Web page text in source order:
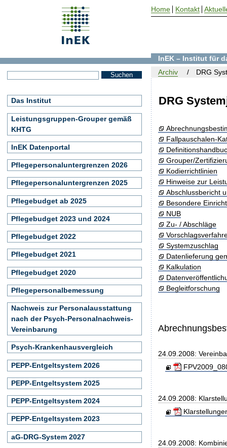
DRG
Fallpauschalen-
Grouper/
Kodierrichtlinien
Hinweise zur
Abschlussbericht
Besondere
NUB
Zu- / Abschläge
Systemzuschlag
Datenlieferung
Kalkulation
Begleitforschung
24.09.2008:
24.09.2008:
24.09.2008:
InEK – Institut für
Archiv
DRG
Das Institut
Leistungsgruppen-Grouper gemäß
KHTG
InEK Datenportal
Pflegepersonaluntergrenzen 2026
Pflegepersonaluntergrenzen 2025
Pflegebudget ab 2025
Pflegebudget 2023 und 2024
Pflegebudget 2022
Pflegebudget 2021
Pflegebudget 2020
Pflegepersonalbemessung
Nachweis zur Personalausstattung
nach der Psych-Personalnachweis-
Vereinbarung
Psych-Krankenhausvergleich
PEPP-Entgeltsystem 2026
PEPP-Entgeltsystem 2025
PEPP-Entgeltsystem 2024
PEPP-Entgeltsystem 2023
aG-DRG-System 2027
Home Kontakt